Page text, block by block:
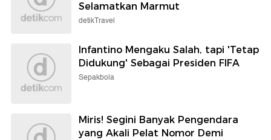
Selamatkan Marmut
detikTravel
Infantino Mengaku Salah, tapi 'Tetap
Didukung' Sebagai Presiden FIFA
Sepakbola
Miris! Segini Banyak Pengendara
yang Akali Pelat Nomor Demi